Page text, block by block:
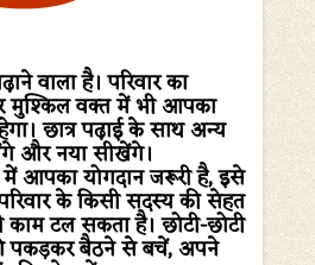
वाला है। परिवार का
मुश्किल वक्त में भी आपका
छात्र पढ़ाई के साथ अन्य
और नया सीखेंगे।
में आपका योगदान जरूरी है, इसे
के किसी सदस्य की सेहत
टल सकता है। छोटी-छोटी
पकड़कर बैठने से बचें, अपने